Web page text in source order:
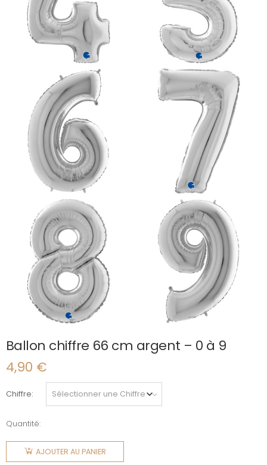
Ballon chiffre 66 cm argent – 0 à 9
4,90 €
Chiffre
Quantité:
quantité
de Ballon
chiffre
AJOUTER AU PANIER